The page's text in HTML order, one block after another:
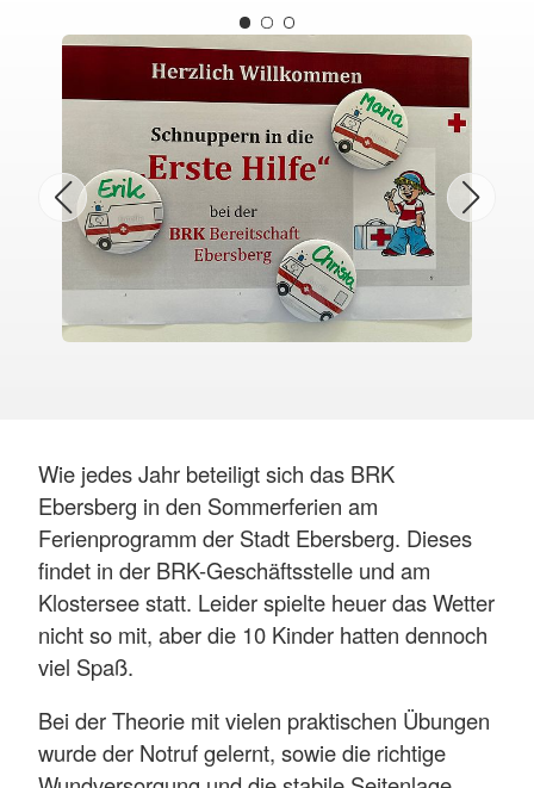
Wie jedes Jahr beteiligt sich das BRK
Ebersberg in den Sommerferien am
Ferienprogramm der Stadt Ebersberg. Dieses
findet in der BRK-Geschäftsstelle und am
Klostersee statt. Leider spielte heuer das Wetter
nicht so mit, aber die 10 Kinder hatten dennoch
viel Spaß.
Bei der Theorie mit vielen praktischen Übungen
wurde der Notruf gelernt, sowie die richtige